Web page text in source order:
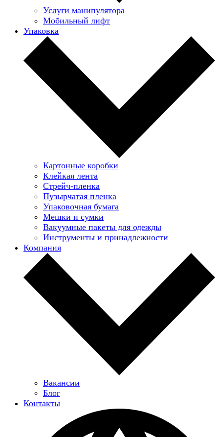
Услуги манипулятора
Мобильный лифт
Упаковка
Картонные коробки
Клейкая лента
Стрейч-пленка
Пузырчатая пленка
Упаковочная бумага
Мешки и сумки
Вакуумные пакеты для одежды
Инструменты и принадлежности
Компания
Вакансии
Блог
Контакты